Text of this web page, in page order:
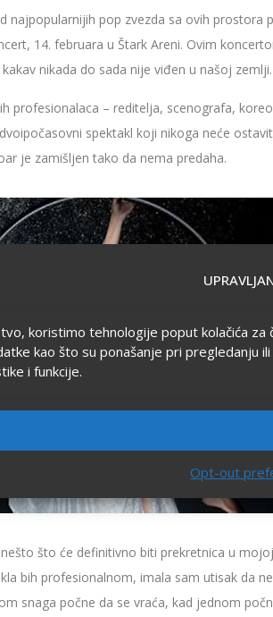
koristimo tehnologije poput kolačića
kao što su ponašanje pri pregledanju
i funkcije.
Opt-out
najpopularnijih pop zvezda sa ovih prostora
14. februara u Štark Areni. Ovim
nikada do sada nije viđen u našoj zemlji.
profesionalaca – reditelja, scenografa,
spektakl koji nikoga neće
je zamišljen tako da nema predaha.
što će definitivno biti prekretnica u
bih profesionalnom, imala sam utisak da
snaga počne da se vraća, kad jednom